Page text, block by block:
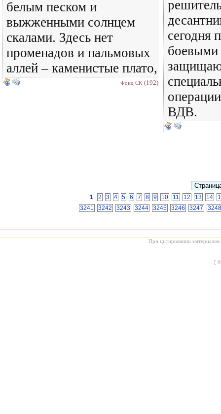
белым песком и
выжженными солнцем
скалами. Здесь нет
променадов и пальмовых
аллей – каменистые плато,
Фонд СК (192)
сегодня
ВДВ.
1 2 3 4 5 6 7 8 9 10 11 12 13 14
3241
3242 3243 3244 3245 3246 3247 3248
При цитировании материалов
[